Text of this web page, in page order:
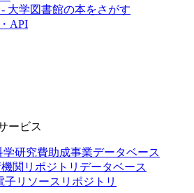
大学図書館の本をさがす
API
ービス
研究費助成事業データベース
関リポジトリデータベース
子リソースリポジトリ